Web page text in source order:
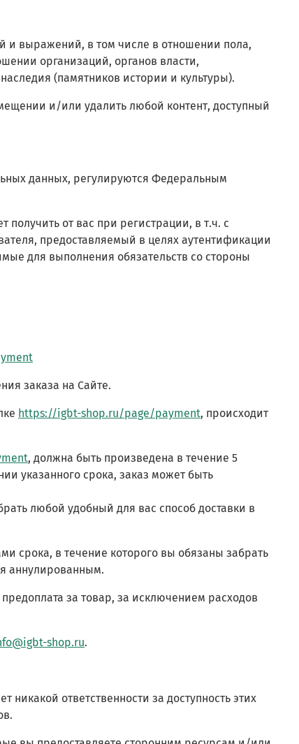
и выражений, в том числе в отношении пола,
организаций, органов власти,
(памятников истории и культуры).
и/или удалить любой контент, доступный
данных, регулируются Федеральным
от вас при регистрации, в т.ч. с
предоставляемый в целях аутентификации
для выполнения обязательств со стороны
заказа на Сайте.
https://igbt-shop.ru/page/payment, происходит
, должна быть произведена в течение 5
указанного срока, заказ может быть
любой удобный для вас способ доставки в
срока, в течение которого вы обязаны забрать
аннулированным.
за товар, за исключением расходов
shop.ru.
ответственности за доступность этих